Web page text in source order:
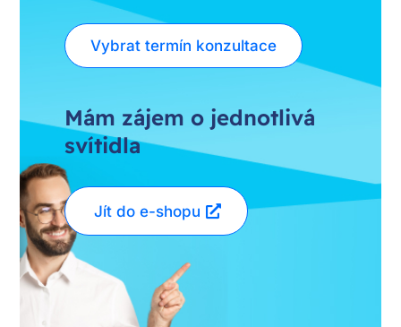
Vybrat termín konzultace
Mám zájem o jednotlivá
svítidla
Jít do e-shopu